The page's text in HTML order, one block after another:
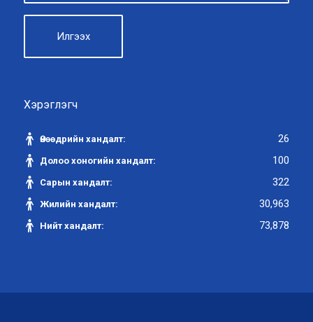
Хэрэглэгч
Өнөөдрийн хандалт: 26
Долоо хоногийн хандалт: 100
Сарын хандалт: 322
Жилийн хандалт: 30,963
Нийт хандалт: 73,878